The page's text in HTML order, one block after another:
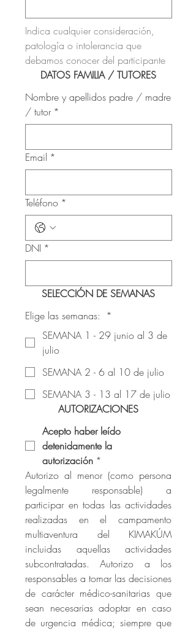
Indica cualquier consideración,
patología o intolerancia que
debamos conocer del participante
DATOS FAMILIA / TUTORES
Nombre y apellidos padre / madre
/ tutor *
Email *
Teléfono *
DNI *
SELECCIÓN DE SEMANAS
Elige las semanas: *
SEMANA 1 - 29 junio al 3 de
julio
SEMANA 2 - 6 al 10 de julio
SEMANA 3 - 13 al 17 de julio
AUTORIZACIONES
Acepto haber leído
detenidamente la
autorización *
Autorizo al menor (como persona
legalmente responsable) a
participar en todas las actividades
realizadas en el campamento
multiaventura del KIMAKÚM
incluidas aquellas actividades
subcontratadas. Autorizo a los
responsables a tomar las decisiones
de carácter médico-sanitarias que
sean necesarias adoptar en caso
de urgencia médica; siempre que